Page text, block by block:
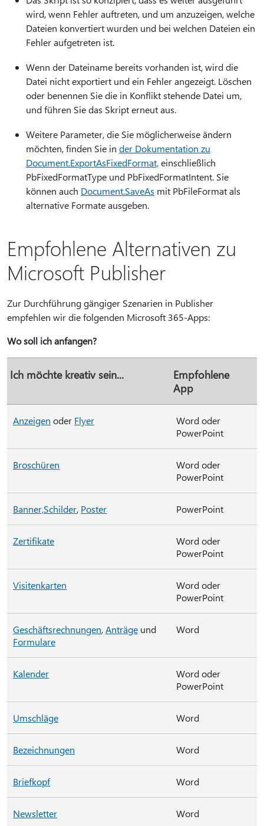
wird, wenn Fehler auftreten, und um anzuzeigen, welche
Dateien konvertiert wurden und bei welchen Dateien ein
Fehler aufgetreten ist.
Wenn der Dateiname bereits vorhanden ist, wird die
Datei nicht exportiert und ein Fehler angezeigt. Löschen
oder benennen Sie die in Konflikt stehende Datei um,
und führen Sie das Skript erneut aus.
Weitere Parameter, die Sie möglicherweise ändern
möchten, finden Sie in der Dokumentation zu
Document.ExportAsFixedFormat,einschließlich
PbFixedFormatType und PbFixedFormatIntent. Sie
können auch Document.SaveAs mit PbFileFormat als
alternative Formate ausgeben.
Empfohlene Alternativen zu
Microsoft Publisher
Zur Durchführung gängiger Szenarien in Publisher
empfehlen wir die folgenden Microsoft 365-Apps:
Wo soll ich anfangen?
Ich möchte kreativ sein...
Empfohlene
App
Anzeigen oder Flyer
Word oder
PowerPoint
Broschüren
Word oder
PowerPoint
Banner,Schilder, Poster PowerPoint
Zertifikate
Word oder
PowerPoint
Visitenkarten
Word oder
PowerPoint
Geschäftsrechnungen,Anträge und
Formulare
Word
Kalender
Word oder
PowerPoint
Umschläge Word
Bezeichnungen Word
Briefkopf Word
Newsletter Word